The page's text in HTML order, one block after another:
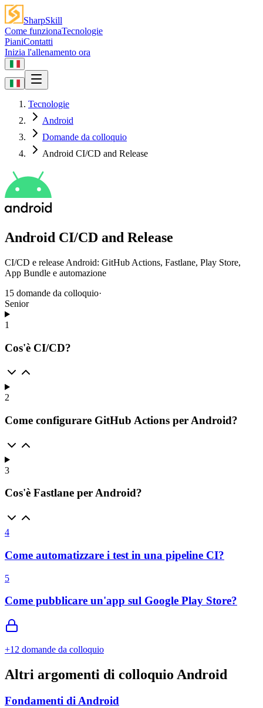
SharpSkill
Come funzionaTecnologie
PianiContatti
Inizia l'allenamento ora
Tecnologie
Android
Domande da colloquio
Android CI/CD and Release
Android CI/CD and Release
CI/CD e release Android: GitHub Actions, Fastlane, Play Store,
App Bundle e automazione
15 domande da colloquio·
Senior
1
Cos'è CI/CD?
2
Come configurare GitHub Actions per Android?
3
Cos'è Fastlane per Android?
4
Come automatizzare i test in una pipeline CI?
5
Come pubblicare un'app sul Google Play Store?
+12 domande da colloquio
Altri argomenti di colloquio Android
Fondamenti di Android